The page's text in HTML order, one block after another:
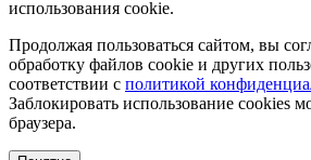
использования cookie.
Продолжая пользоваться сайтом, вы
обработку файлов cookie и других
соответствии с политикой
Заблокировать использование cookies
браузера.